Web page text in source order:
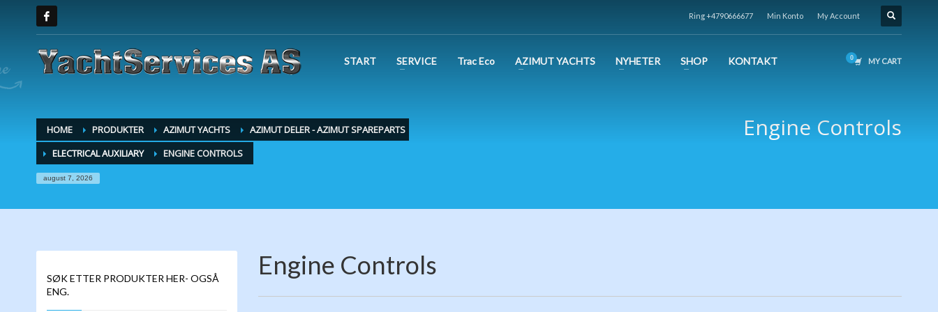
Ring +4790666677 Min Konto My Account
START SERVICE Trac Eco AZIMUT YACHTS NYHETER SHOP KONTAKT MY CART
HOME PRODUKTER AZIMUT YACHTS
AZIMUT DELER - AZIMUT SPAREPARTS
ELECTRICAL AUXILIARY
ENGINE CONTROLS
august 7, 2026
Engine Controls
Engine Controls
SØK ETTER PRODUKTER HER- OGSÅ
ENG.